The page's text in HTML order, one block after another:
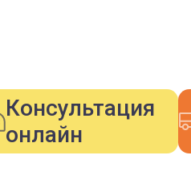
Консультация
онлайн